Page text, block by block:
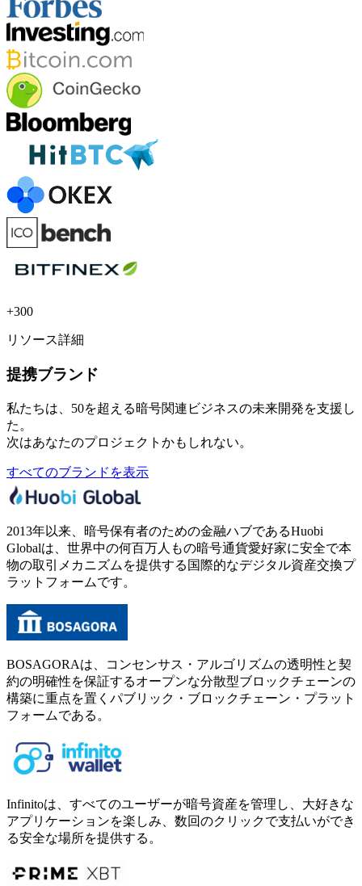
+300
リソース詳細
提携ブランド
私たちは、50を超える暗号関連ビジネスの未来開発を支援し
た。
次はあなたのプロジェクトかもしれない。
すべてのブランドを表示
2013年以来、暗号保有者のための金融ハブであるHuobi
Globalは、世界中の何百万人もの暗号通貨愛好家に安全で本
物の取引メカニズムを提供する国際的なデジタル資産交換プ
ラットフォームです。
BOSAGORAは、コンセンサス・アルゴリズムの透明性と契
約の明確性を保証するオープンな分散型ブロックチェーンの
構築に重点を置くパブリック・ブロックチェーン・プラット
フォームである。
Infinitoは、すべてのユーザーが暗号資産を管理し、大好きな
アプリケーションを楽しみ、数回のクリックで支払いができ
る安全な場所を提供する。